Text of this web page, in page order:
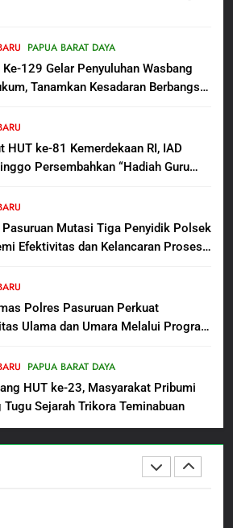
PAPUA BARAT DAYA
129 Gelar Penyuluhan Wasbang
Tanamkan Kesadaran Berbangsa
HUT ke-81 Kemerdekaan RI, IAD
Persembahkan “Hadiah Guru
ASN sebagai Pahlawan Bangsa
Pasuruan Mutasi Tiga Penyidik Polsek
Efektivitas dan Kelancaran Proses
Polres Pasuruan Perkuat
Ulama dan Umara Melalui Program
PAPUA BARAT DAYA
HUT ke-23, Masyarakat Pribumi
bagi Mama-Mama dan Anak-
Anak Kampung Sesor
BERITA BARU PAPUA BARAT DAYA
Backing Mafia Tanah Merampas
Hak Keluarga Ambar Witjaksono
Sutarman
BERITA BARU HUKUM DAN KRIMINAL
TMMD Ke-129 Gelar Penyuluhan
Wasbang dan Hukum,
Berbangsa serta Taat Aturan di
Kampung Sesor
Sambut HUT ke-81
Probolinggo Persembahkan
“Hadiah Guru Mengabdi”: 100
Beasiswa Pascasarjana bagi
Guru Non-ASN sebagai
Pahlawan Bangsa
BERITA BARU
Penyidik Polsek Beji Demi
Efektivitas dan Kelancaran